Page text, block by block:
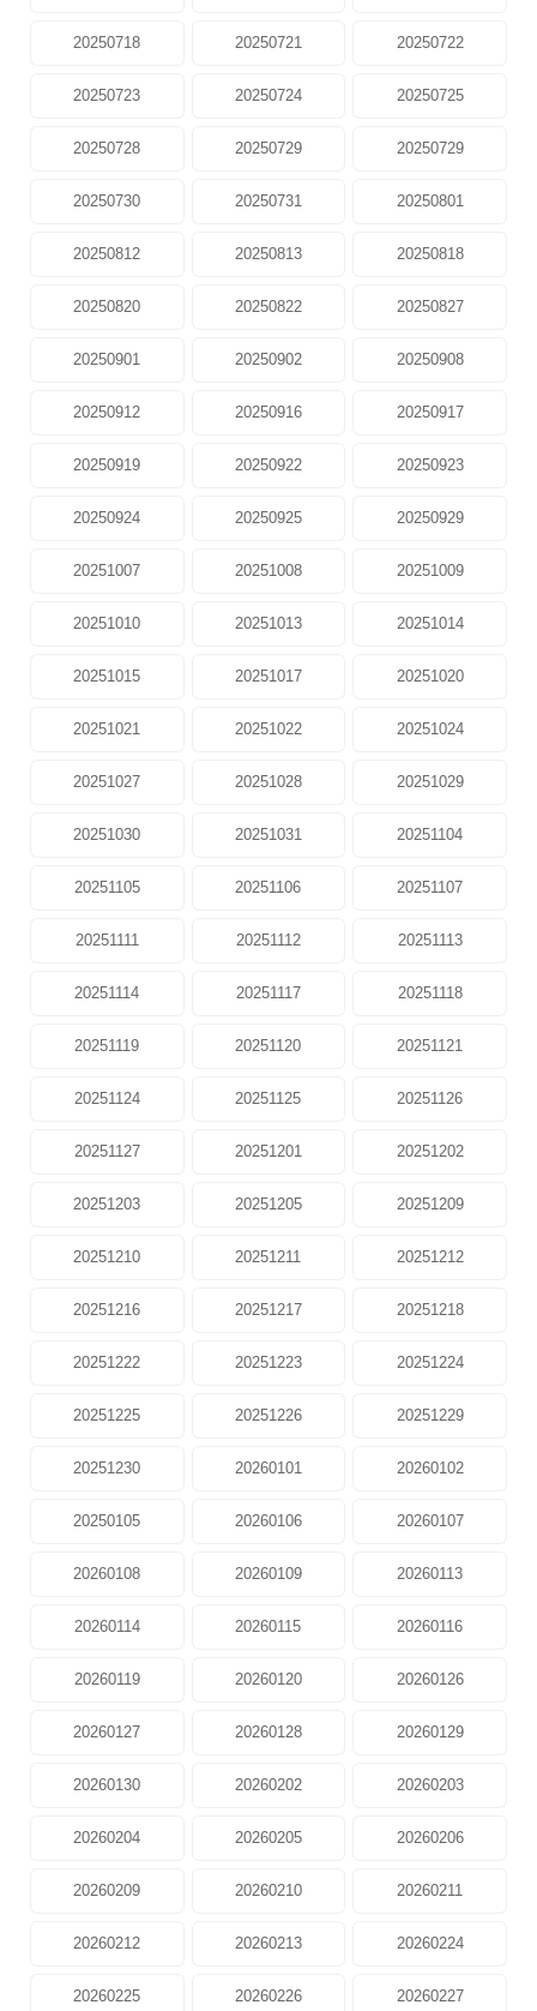
20250718 20250721 20250722
20250723 20250724 20250725
20250728 20250729 20250729
20250730 20250731 20250801
20250812 20250813 20250818
20250820 20250822 20250827
20250901 20250902 20250908
20250912 20250916 20250917
20250919 20250922 20250923
20250924 20250925 20250929
20251007 20251008 20251009
20251010 20251013 20251014
20251015 20251017 20251020
20251021 20251022 20251024
20251027 20251028 20251029
20251030 20251031 20251104
20251105 20251106 20251107
20251111 20251112 20251113
20251114 20251117 20251118
20251119 20251120 20251121
20251124 20251125 20251126
20251127 20251201 20251202
20251203 20251205 20251209
20251210 20251211 20251212
20251216 20251217 20251218
20251222 20251223 20251224
20251225 20251226 20251229
20251230 20260101 20260102
20250105 20260106 20260107
20260108 20260109 20260113
20260114 20260115 20260116
20260119 20260120 20260126
20260127 20260128 20260129
20260130 20260202 20260203
20260204 20260205 20260206
20260209 20260210 20260211
20260212 20260213 20260224
20260225 20260226 20260227